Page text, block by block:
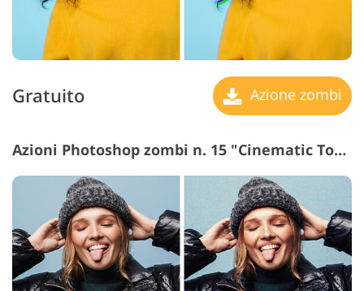
Gratuito Azione zombi
Azioni Photoshop zombi n. 15 "Cinematic Touch"